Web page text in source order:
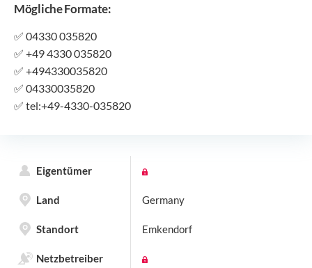
Mögliche Formate:
✅ 04330 035820
✅ +49 4330 035820
✅ +494330035820
✅ 04330035820
✅ tel:+49-4330-035820
Eigentümer
Land Germany
Standort Emkendorf
Netzbetreiber